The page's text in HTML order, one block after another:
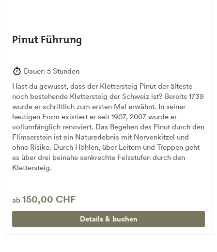
Pinut Führung
Dauer: 5 Stunden
Hast du gewusst, dass der Klettersteig Pinut der älteste
noch bestehende Klettersteig der Schweiz ist? Bereits 1739
wurde er schriftlich zum ersten Mal erwähnt. In seiner
heutigen Form existiert er seit 1907, 2007 wurde er
vollumfänglich renoviert. Das Begehen des Pinut durch den
Flimserstein ist ein Naturerlebnis mit Nervenkitzel und
ohne Risiko. Durch Höhlen, über Leitern und Treppen geht
es über drei beinahe senkrechte Felsstufen durch den
Klettersteig.
ab 150,00 CHF
Details & buchen